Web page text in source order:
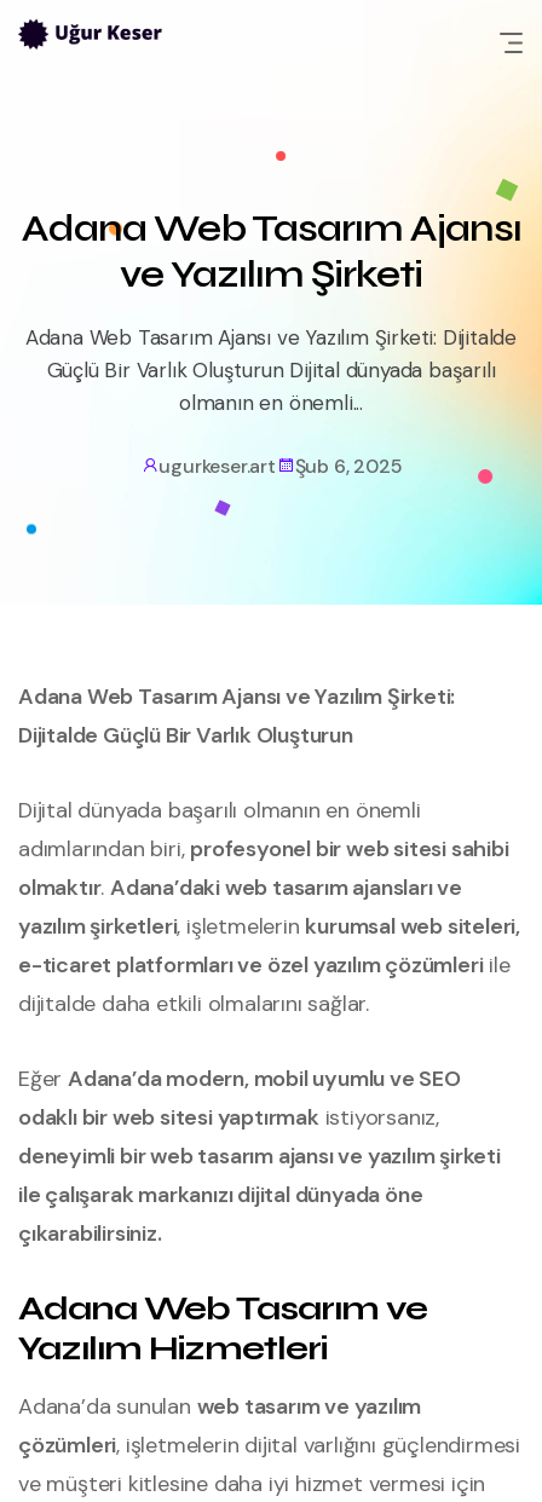
Skip
Adana Web Tasarım Ajansı
ve Yazılım Şirketi
Adana Web Tasarım Ajansı ve Yazılım Şirketi: Dijitalde
Güçlü Bir Varlık Oluşturun Dijital dünyada başarılı
olmanın en önemli...
ugurkeser.art Şub 6, 2025
Adana Web Tasarım Ajansı ve Yazılım Şirketi:
Dijitalde Güçlü Bir Varlık Oluşturun
Dijital dünyada başarılı olmanın en önemli
adımlarından biri, profesyonel bir web sitesi sahibi
olmaktır.Adana’daki web tasarım ajansları ve
yazılım şirketleri, işletmelerin kurumsal web siteleri,
e-ticaret platformları ve özel yazılım çözümleriile
dijitalde daha etkili olmalarını sağlar.
Eğer Adana’da modern, mobil uyumlu ve SEO
odaklı bir web sitesi yaptırmak istiyorsanız,
deneyimli bir web tasarım ajansı ve yazılım şirketi
ile çalışarak markanızı dijital dünyada öne
çıkarabilirsiniz.
Adana Web Tasarım ve
Yazılım Hizmetleri
Adana’da sunulan web tasarım ve yazılım
çözümleri, işletmelerin dijital varlığını güçlendirmesi
ve müşteri kitlesine daha iyi hizmet vermesi için